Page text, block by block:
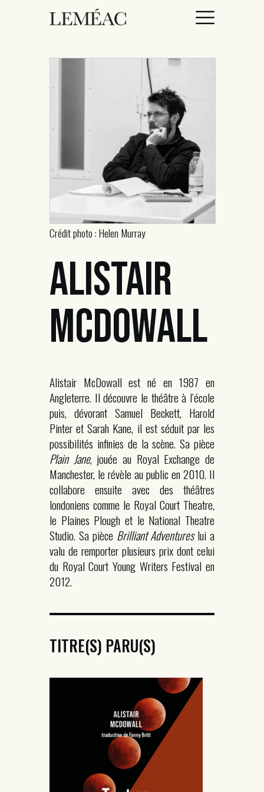
CATALOGUE
AUTEURICES
DROITS / RIGHTS
À PROPOS
Crédit photo : Helen Murray
ALISTAIR
MCDOWALL
Alistair McDowall est né en 1987 en
Angleterre. Il découvre le théâtre à l’école
puis, dévorant Samuel Beckett, Harold
Pinter et Sarah Kane, il est séduit par les
possibilités infinies de la scène. Sa pièce
Plain Jane, jouée au Royal Exchange de
Manchester, le révèle au public en 2010. Il
collabore ensuite avec des théâtres
londoniens comme le Royal Court Theatre,
le Plaines Plough et le National Theatre
Studio. Sa pièce Brilliant Adventureslui a
valu de remporter plusieurs prix dont celui
du Royal Court Young Writers Festival en
2012.
TITRE(S) PARU(S)